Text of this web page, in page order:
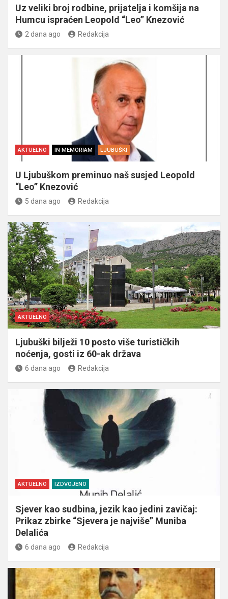
Uz veliki broj rodbine, prijatelja i komšija na
Humcu ispraćen Leopold “Leo” Knezović
2 dana ago Redakcija
AKTUELNO IN MEMORIAM LJUBUŠKI
U Ljubuškom preminuo naš susjed Leopold
“Leo” Knezović
5 dana ago Redakcija
AKTUELNO
Ljubuški bilježi 10 posto više turističkih
noćenja, gosti iz 60-ak država
6 dana ago Redakcija
AKTUELNO IZDVOJENO
Sjever kao sudbina, jezik kao jedini zavičaj:
Prikaz zbirke “Sjevera je najviše” Muniba
Delalića
6 dana ago Redakcija